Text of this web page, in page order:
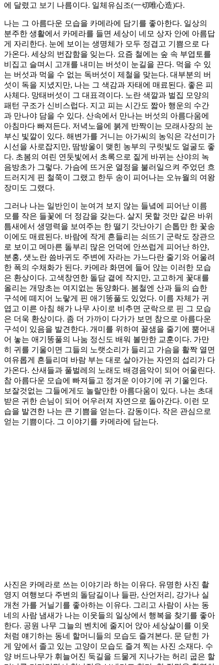
에 달렸고 보기 나름이다. 일체유심조(一切唯心造)다.
나는 그 아름다운 모습을 카메라에 담기를 좋아한다. 일상의
분주한 생활에서 카메라를 들면 세상이 네모 상자 안에 아름답
게 자리한다. 눈에 보이는 생명체가 모두 정겹고 기쁨으로 다
가온다. 세상의 번잡함을 잊는다. 요즘 철에는 숲 속 부엽토를
비집고 슬며시 고개를 내미는 버섯이 눈길을 끈다. 먹을 수 있
는 버섯과 먹을 수 없는 독버섯이 제철을 맞는다. 대부분의 버
섯이 독을 지녔지만, 나는 그 색감과 자태에 매료된다. 좋은 피
사체다. 망태버섯이 그 대표격이다. 노란 색깔과 벌집 모양의
패턴 구조가 신비스럽다. 지고 피는 시간도 짧아 행운의 수간
과 만나야 담을 수 있다. 산속에서 만나는 버섯의 아름다움에
아침마다 빠져든다. 저녁노을에 붉게 반짝이는 모래사장의 눈
부신 빛깔이 있다. 해변가를 거니는 아가씨의 농익은 각선미가
시선을 사로잡지만, 땀방울이 맺힌 농부의 구릿빛도 얼굴도 좋
다. 초봄의 여린 연둣빛에서 초록으로 짙게 바뀌는 산야의 녹
음방초가 그렇다. 가슴에 뜨거운 열정을 불러일으켜 주었던 흐
드러지게 핀 철쭉이 그랬고 한두 송이 피어나는 오뉴월의 여왕
장미도 그랬다.
그러나 나는 일반인이 눈여겨 보지 않는 들녘에 피어난 이름
모를 작은 들꽃에 더 정감을 갖는다. 살지 못할 것만 같은 바위
틈새에서 생명력을 보여주는 한 떨기 갓난아기 손톱만 한 꽃송
이에도 매료된다. 바람에 작게 흔들리는 쇠뜨기 군락도 장관으
로 보이고 메마른 돌부리 많은 언덕에 안쓰럽게 피어난 하얀,
분홍, 샛노란 씀바귀도 주변에 자라는 가느다란 줄기와 어울려
한 폭의 수채화가 된다. 카메라 화면에 들어 앉는 이러한 모습
은 환상이다. 고색창연한 돌담 곁에 작지만, 고고하게 꽃대를
올리는 개망초는 여지없는 동양화다. 봄철엔 산과 들의 습한
구석에 떼지어 노랗게 핀 애기똥풀도 있었다. 이름 자체가 귀
엽고 이른 아침 해가 나무 사이로 비추면 군락으로 핀 그 모습
은 더욱 환상이다. 좀 더 가까이 다가가 보면 참으로 아름다운
구석이 있음을 발견한다. 개미를 위하여 꿀샘을 줄기에 뿜어내
어 놓는 애기똥풀의 나눔 정신도 배워 볼만한 교훈이다. 가만
히 귀를 기울이면 그들의 노랫소리가 들리고 가슴을 활짝 열면
여유롭게 흔들리며 바람 부는 대로 살아가는 자연의 섭리가 다
가온다. 산새들과 풀벌레의 노래도 배경음악이 되어 어울린다.
참 아름다운 모습에 빠져들고 정겨운 이야기에 귀 기울인다.
보잘것없는 그들에게도 놀랄만한 아름다움이 있다. 나는 초대
받은 귀한 손님이 되어 어우러져 자연으로 돌아간다. 이런 모
습을 발견한 나는 큰 기쁨을 얻는다. 감동이다. 작은 관심으로
얻는 기쁨이다. 그 이야기를 카메라에 담는다.
사진은 카메라로 쓰는 이야기라 하는 이유다. 유명한 사진 촬
영지 여행보다 주변의 돌담길이나 들판, 산언저리, 강가나 실
개천 가를 거닐기를 좋아하는 이유다. 그리고 사람이 사는 동
네의 사람 냄새가 나는 이웃들의 일상에서 행복을 찾기를 좋아
한다. 공원 나무 그늘의 벤치에 줄지어 앉아 세상살이를 이웃
처럼 얘기하는 동네 할머니들의 모습도 즐겨본다. 문 닫힌 가
게 앞에서 졸고 있는 고양이 모습도 즐겨 찍는 사진 소재다. 수
양 버드나무가 휘늘어진 둑길을 드물게 지나가는 허리 굽은 할